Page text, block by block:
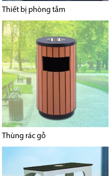
Thiết bị phòng tắm
Thùng rác gỗ